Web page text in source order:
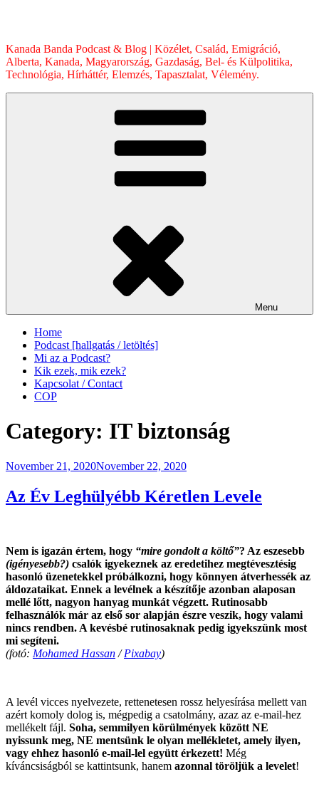
Kanada Banda Podcast & Blog | Közélet, Család, Emigráció,
Alberta, Kanada, Magyarország, Gazdaság, Bel- és Külpolitika,
Technológia, Hírháttér, Elemzés, Tapasztalat, Vélemény.
Menu
Home
Podcast [hallgatás / letöltés]
Mi az a Podcast?
Kik ezek, mik ezek?
Kapcsolat / Contact
COP
Category: IT biztonság
Posted
November 21, 2020November 22, 2020
Az Év Leghülyébb Kéretlen Levele
Nem is igazán értem, hogy “mire gondolt a költő”? Az eszesebb
(igényesebb?) csalók igyekeznek az eredetihez megtévesztésig
hasonló üzenetekkel próbálkozni, hogy könnyen átverhessék az
áldozataikat. Ennek a levélnek a készítője azonban alaposan
mellé lőtt, nagyon hanyag munkát végzett. Rutinosabb
felhasználók már az első sor alapján észre veszik, hogy valami
nincs rendben. A kevésbé rutinosaknak pedig igyekszünk most
mi segíteni.
(fotó: Mohamed Hassan /Pixabay)
A levél vicces nyelvezete, rettenetesen rossz helyesírása mellett van
azért komoly dolog is, mégpedig a csatolmány, azaz az e-mail-hez
mellékelt fájl. Soha, semmilyen körülmények között NE
nyissunk meg, NE mentsünk le olyan mellékletet, amely ilyen,
vagy ehhez hasonló e-mail-lel együtt érkezett! Még
kíváncsiságból se kattintsunk, hanem azonnal töröljük a levelet!